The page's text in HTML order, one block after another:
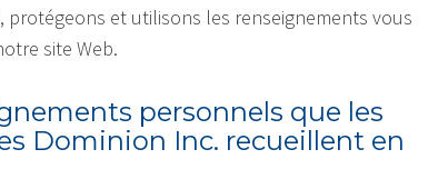
et utilisons les renseignements vous
site Web.
personnels que les
Dominion Inc. recueillent en